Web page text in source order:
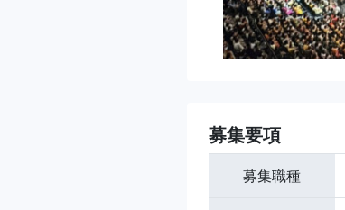
募集要項
募集職種